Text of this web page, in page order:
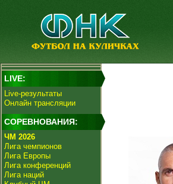
LIVE:
Live-результаты
Онлайн трансляции
СОРЕВНОВАНИЯ:
ЧМ 2026
Лига чемпионов
Лига Европы
Лига конференций
Лига наций